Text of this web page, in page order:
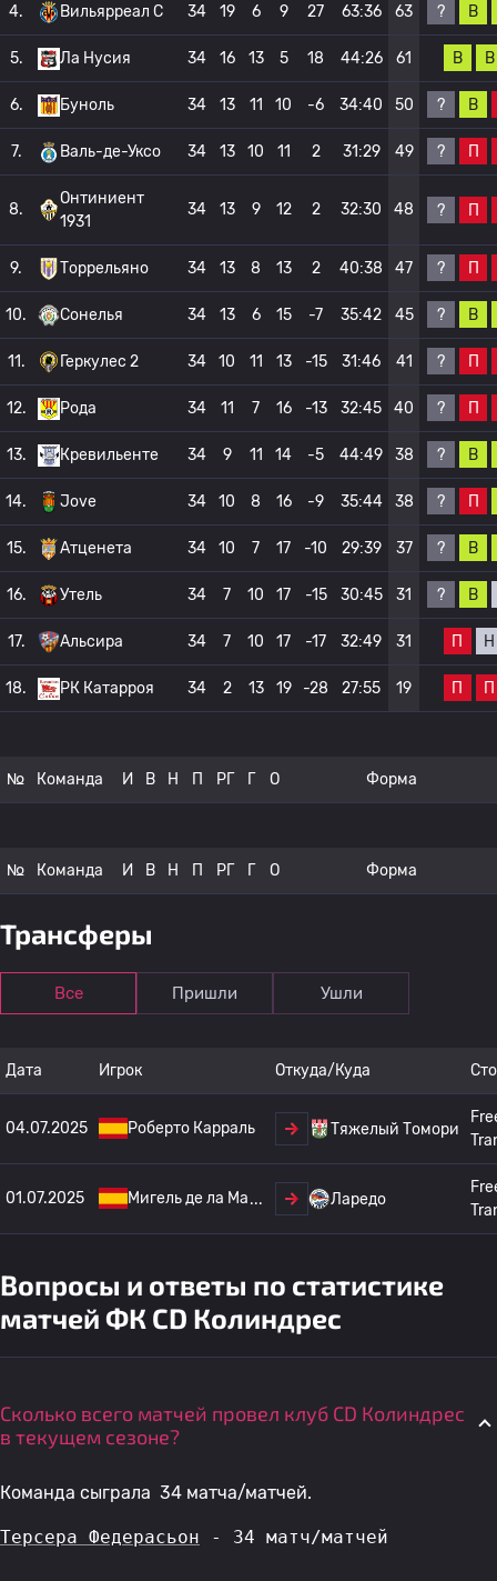
4. Вильярреал C 34 19 6 9 27 63:36 63 ? В
5. Ла Нусия 34 16 13 5 18 44:26 61 В В
6. Буноль 34 13 11 10 -6 34:40 50 ? В
7. Валь-де-Уксо 34 13 10 11 2 31:29 49 ? П
8.
Онтиниент
1931
34 13 9 12 2 32:30 48 ? П
9. Торрельяно 34 13 8 13 2 40:38 47 ? П
10. Сонелья 34 13 6 15 -7 35:42 45 ? В
11. Геркулес 2 34 10 11 13 -15 31:46 41 ? П
12. Рода 34 11 7 16 -13 32:45 40 ? П
13. Кревильенте 34 9 11 14 -5 44:49 38 ? В
14. Jove 34 10 8 16 -9 35:44 38 ? П
15. Атценета 34 10 7 17 -10 29:39 37 ? В
16. Утель 34 7 10 17 -15 30:45 31 ? В
17. Альсира 34 7 10 17 -17 32:49 31 П Н
18. РК Катарроя 34 2 13 19 -28 27:55 19 П П
№ Команда И В Н П РГ Г О Форма
№ Команда И В Н П РГ Г О Форма
Трансферы
Все Пришли Ушли
Дата Игрок Откуда/Куда
04.07.2025 Роберто Карраль Тяжелый Томори
01.07.2025 Мигель де ла Ма Ларедо
Вопросы и ответы по статистике
матчей ФК CD Колиндрес
Сколько всего матчей провел клуб CD Колиндрес
в текущем сезоне?
Команда сыграла 34 матча/матчей.
Терсера Федерасьон - 34 матч/матчей